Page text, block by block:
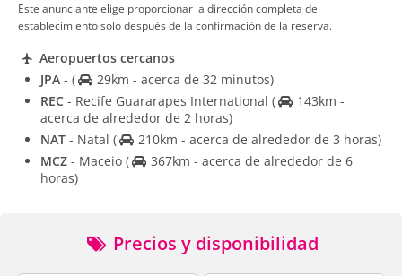
Este anunciante elige proporcionar la dirección completa del
establecimiento solo después de la confirmación de la reserva.
Aeropuertos cercanos
JPA - (
29km - acerca de 32 minutos)
REC - Recife Guararapes International (
143km -
acerca de alrededor de 2 horas)
NAT - Natal (
210km - acerca de alrededor de 3 horas)
MCZ - Maceio (
367km - acerca de alrededor de 6
horas)
Precios y disponibilidad